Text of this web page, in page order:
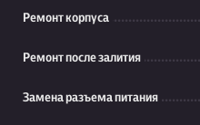
Ремонт корпуса
Ремонт после залития
Замена разъема питания